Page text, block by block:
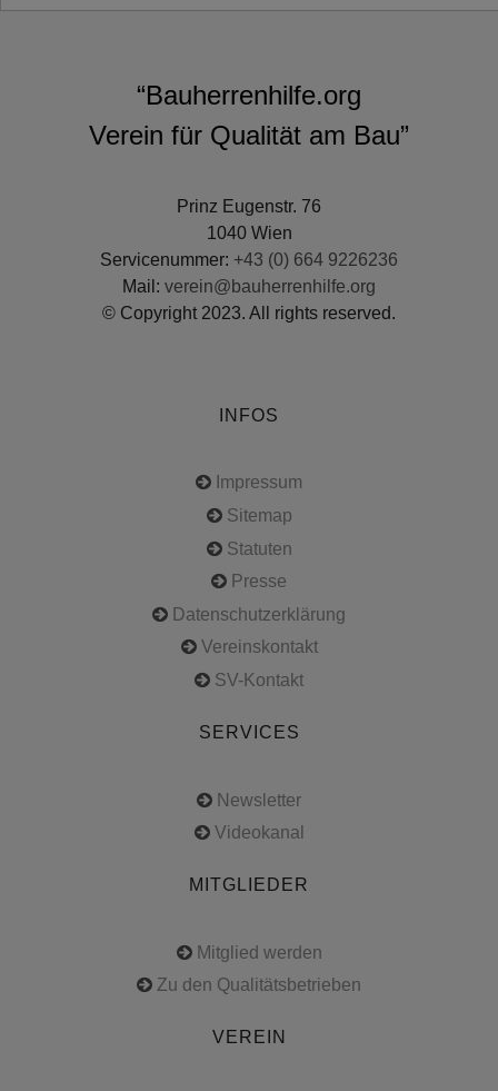
“Bauherrenhilfe.org
Verein für Qualität am Bau”
Prinz Eugenstr. 76
1040 Wien
Servicenummer: +43 (0) 664 9226236
Mail: verein@bauherrenhilfe.org
© Copyright 2023. All rights reserved.
INFOS
Impressum
Sitemap
Statuten
Presse
Datenschutzerklärung
Vereinskontakt
SV-Kontakt
SERVICES
Newsletter
Videokanal
MITGLIEDER
Mitglied werden
Zu den Qualitätsbetrieben
VEREIN